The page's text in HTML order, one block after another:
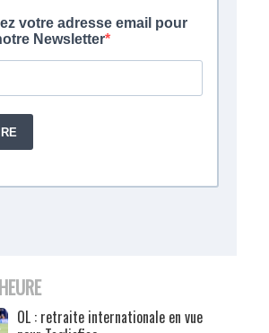
OL : retraite internationale en vue